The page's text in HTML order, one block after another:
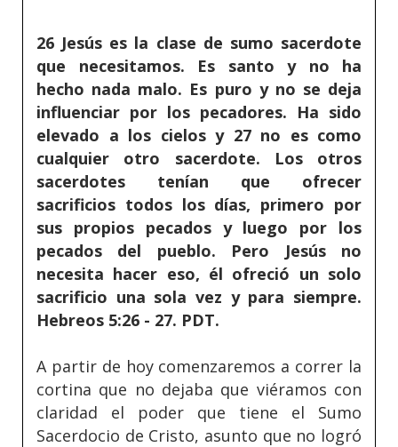
26 Jesús es la clase de sumo sacerdote
que necesitamos. Es santo y no ha
hecho nada malo. Es puro y no se deja
influenciar por los pecadores. Ha sido
elevado a los cielos y 27 no es como
cualquier otro sacerdote. Los otros
sacerdotes tenían que ofrecer
sacrificios todos los días, primero por
sus propios pecados y luego por los
pecados del pueblo. Pero Jesús no
necesita hacer eso, él ofreció un solo
sacrificio una sola vez y para siempre.
Hebreos 5:26 - 27. PDT.
A partir de hoy comenzaremos a correr la
cortina que no dejaba que viéramos con
claridad el poder que tiene el Sumo
Sacerdocio de Cristo, asunto que no logró